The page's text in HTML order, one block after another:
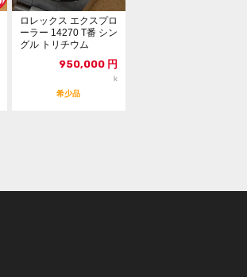
ロレックス エクスプロ
ーラー 14270 T番 シン
グル トリチウム
950,000 円
k
希少品